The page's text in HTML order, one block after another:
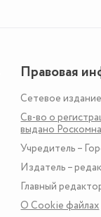
Правовая
Сетевое
Св-во о
выдано
Учредитель –
Издатель –
Главный
О Сookie файлах